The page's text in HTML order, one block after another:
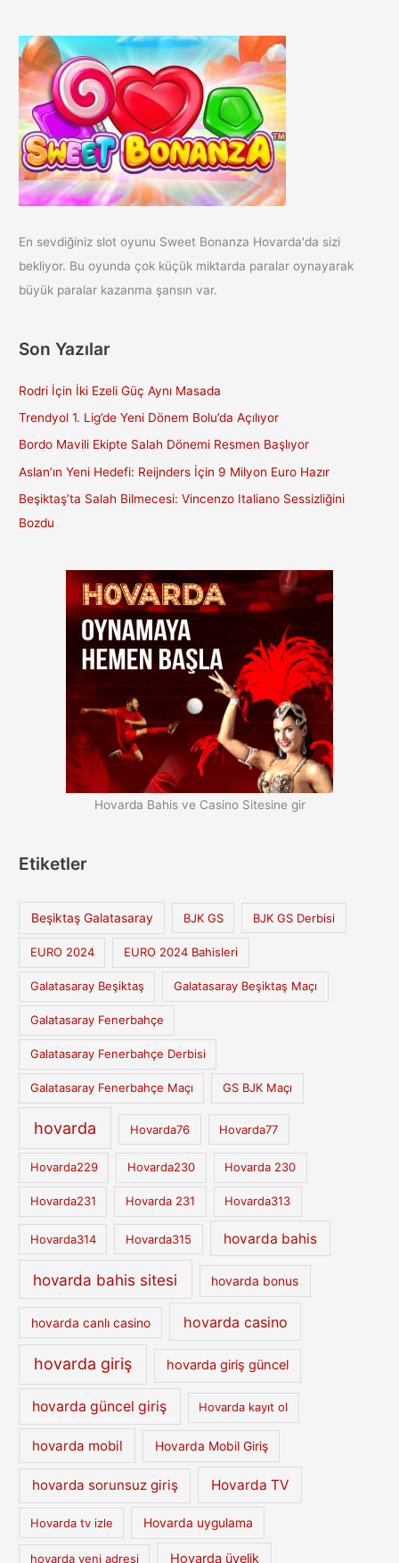
En sevdiğiniz slot oyunu Sweet Bonanza Hovarda'da sizi
bekliyor. Bu oyunda çok küçük miktarda paralar oynayarak
büyük paralar kazanma şansın var.
Son Yazılar
Rodri İçin İki Ezeli Güç Aynı Masada
Trendyol 1. Lig’de Yeni Dönem Bolu’da Açılıyor
Bordo Mavili Ekipte Salah Dönemi Resmen Başlıyor
Aslan’ın Yeni Hedefi: Reijnders İçin 9 Milyon Euro Hazır
Beşiktaş’ta Salah Bilmecesi: Vincenzo Italiano Sessizliğini
Bozdu
Hovarda Bahis ve Casino Sitesine gir
Etiketler
Beşiktaş Galatasaray BJK GS BJK GS Derbisi
EURO 2024 EURO 2024 Bahisleri
Galatasaray Beşiktaş Galatasaray Beşiktaş Maçı
Galatasaray Fenerbahçe
Galatasaray Fenerbahçe Derbisi
Galatasaray Fenerbahçe Maçı GS BJK Maçı
hovarda Hovarda76 Hovarda77
Hovarda229 Hovarda230 Hovarda 230
Hovarda231 Hovarda 231 Hovarda313
Hovarda314 Hovarda315 hovarda bahis
hovarda bahis sitesi hovarda bonus
hovarda canlı casino hovarda casino
hovarda giriş hovarda giriş güncel
hovarda güncel giriş Hovarda kayıt ol
hovarda mobil Hovarda Mobil Giriş
hovarda sorunsuz giriş Hovarda TV
Hovarda tv izle Hovarda uygulama
hovarda yeni adresi Hovarda üyelik